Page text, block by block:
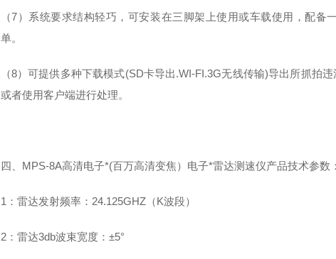
（7）系统要求结构轻巧，可安装在三脚架上使用或车载使用，配
单。
（8）可提供多种下载模式(SD卡导出.WI-FI.3G无线传输)导出所抓拍
或者使用客户端进行处理。
四、MPS-8A高清电子*(百万高清变焦）电子*雷达测速仪产品技术参数
1：雷达发射频率：24.125GHZ（K波段）
2：雷达3db波束宽度：±5°